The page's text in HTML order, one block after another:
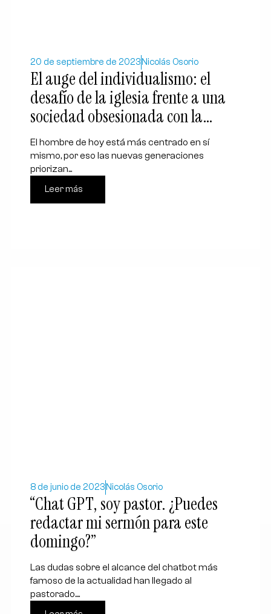
20 de septiembre de 2023 Nicolás Osorio
El auge del individualismo: el
desafío de la iglesia frente a una
sociedad obsesionada con la
felicidad y la comodidad
El hombre de hoy está más centrado en sí
mismo, por eso las nuevas generaciones
priorizan...
Leer más
8 de junio de 2023 Nicolás Osorio
“Chat GPT, soy pastor. ¿Puedes
redactar mi sermón para este
domingo?”
Las dudas sobre el alcance del chatbot más
famoso de la actualidad han llegado al
pastorado....